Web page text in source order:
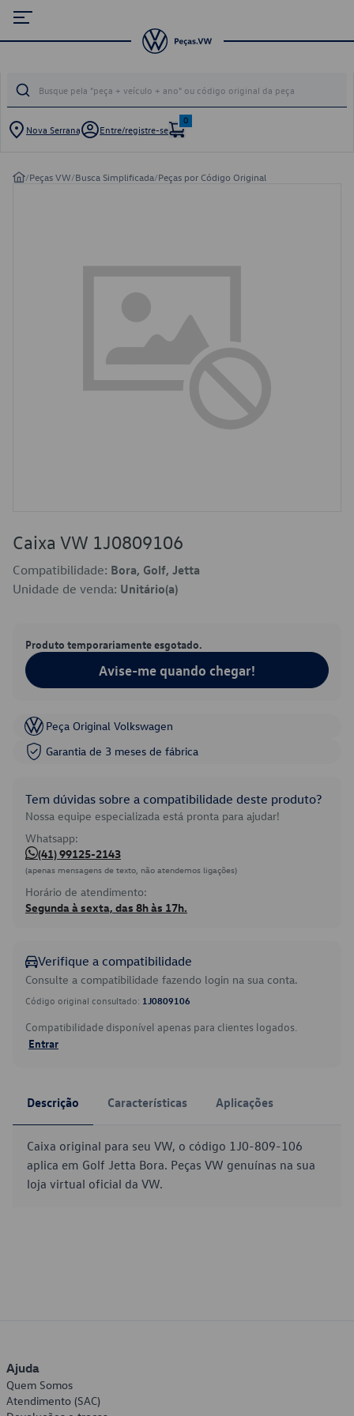
Nova Serrana Entre/registre-se
0
/Peças VW/Busca Simplificada/Peças por Código Original
Caixa VW 1J0809106
Compatibilidade: Bora, Golf, Jetta
Unidade de venda: Unitário(a)
Produto temporariamente esgotado.
Avise-me quando chegar!
Peça Original Volkswagen
Garantia de 3 meses de fábrica
Tem dúvidas sobre a compatibilidade deste produto?
Nossa equipe especializada está pronta para ajudar!
Whatsapp:
(41) 99125-2143
(apenas mensagens de texto, não atendemos ligações)
Horário de atendimento:
Segunda à sexta, das 8h às 17h.
Verifique a compatibilidade
Consulte a compatibilidade fazendo login na sua conta.
Código original consultado: 1J0809106
Compatibilidade disponível apenas para clientes logados.
Entrar
Descrição Características Aplicações
Caixa original para seu VW, o código 1J0-809-106
aplica em Golf Jetta Bora. Peças VW genuínas na sua
loja virtual oficial da VW.
Ajuda
Quem Somos
Atendimento (SAC)